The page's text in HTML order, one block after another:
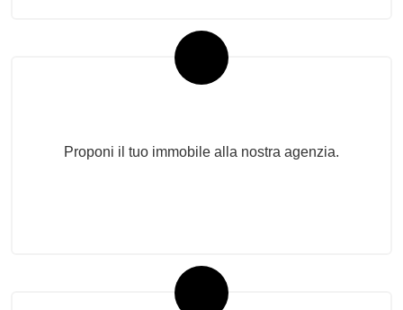
Proponi il tuo immobile alla nostra agenzia.